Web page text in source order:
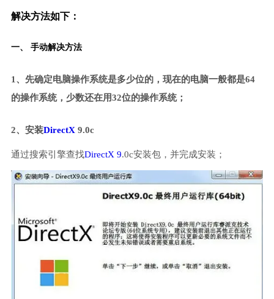
解决方法如下：
一、 手动解决方法
1、先确定电脑操作系统是多少位的，现在的电脑一般都是64
的操作系统，少数还在用32位的操作系统；
2、安装DirectX 9.0c
通过搜索引擎查找DirectX 9.0c安装包，并完成安装；